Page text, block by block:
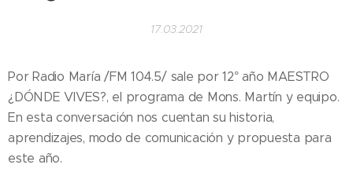
17.03.2021
Por Radio María /FM 104.5/ sale por 12° año MAESTRO
¿DÓNDE VIVES?, el programa de Mons. Martín y equipo.
En esta conversación nos cuentan su historia,
aprendizajes, modo de comunicación y propuesta para
este año.